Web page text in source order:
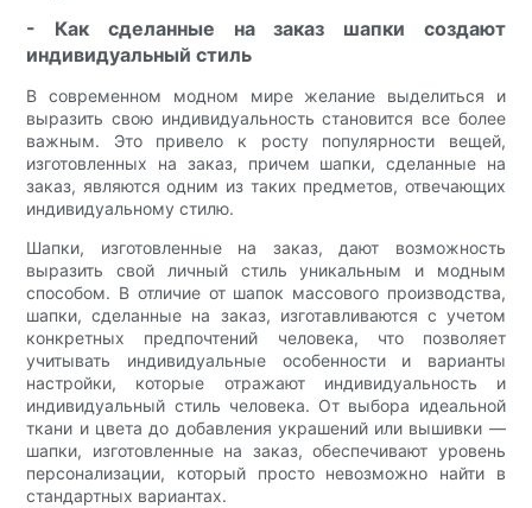
- Как сделанные на заказ шапки создают
индивидуальный стиль
В современном модном мире желание выделиться и
выразить свою индивидуальность становится все более
важным. Это привело к росту популярности вещей,
изготовленных на заказ, причем шапки, сделанные на
заказ, являются одним из таких предметов, отвечающих
индивидуальному стилю.
Шапки, изготовленные на заказ, дают возможность
выразить свой личный стиль уникальным и модным
способом. В отличие от шапок массового производства,
шапки, сделанные на заказ, изготавливаются с учетом
конкретных предпочтений человека, что позволяет
учитывать индивидуальные особенности и варианты
настройки, которые отражают индивидуальность и
индивидуальный стиль человека. От выбора идеальной
ткани и цвета до добавления украшений или вышивки —
шапки, изготовленные на заказ, обеспечивают уровень
персонализации, который просто невозможно найти в
стандартных вариантах.